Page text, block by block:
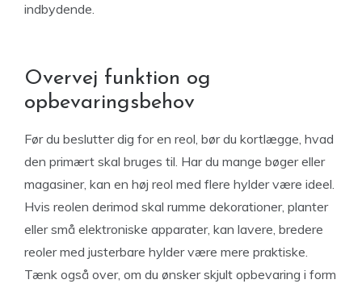
indbydende.
Overvej funktion og
opbevaringsbehov
Før du beslutter dig for en reol, bør du kortlægge, hvad
den primært skal bruges til. Har du mange bøger eller
magasiner, kan en høj reol med flere hylder være ideel.
Hvis reolen derimod skal rumme dekorationer, planter
eller små elektroniske apparater, kan lavere, bredere
reoler med justerbare hylder være mere praktiske.
Tænk også over, om du ønsker skjult opbevaring i form